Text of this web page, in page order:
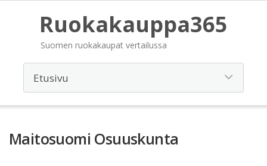
Ruokakauppa365
Suomen ruokakaupat vertailussa
Maitosuomi Osuuskunta